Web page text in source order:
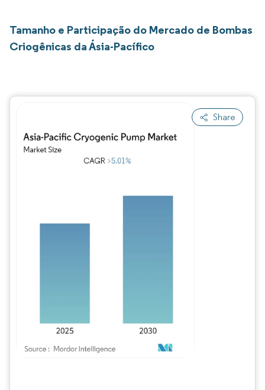
Tamanho e Participação do Mercado de Bombas
Criogênicas da Ásia-Pacífico
Share